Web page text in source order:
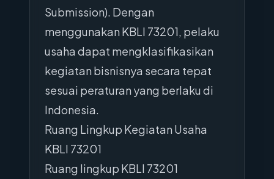
Submission). Dengan
menggunakan KBLI 73201, pelaku
usaha dapat mengklasifikasikan
kegiatan bisnisnya secara tepat
sesuai peraturan yang berlaku di
Indonesia.
Ruang Lingkup Kegiatan Usaha
KBLI 73201
Ruang lingkup KBLI 73201